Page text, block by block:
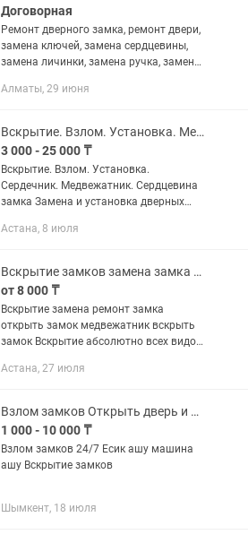
Договорная
Ремонт дверного замка, ремонт двери,
замена ключей, замена сердцевины,
замена личинки, замена ручка, замена
Алматы, 29 июня
Вскрытие. Взлом. Установка. Медвежатник. Сердцевина замка. Плотник
3 000 - 25 000 ₸
Вскрытие. Взлом. Установка.
Сердечник. Медвежатник. Сердцевина
замка Замена и установка дверных
Гарантию до 12 месяцев на
Опыт работы...
Астана, 8 июля
Вскрытие замков замена замка взлом сейфа вскрытие авто медвежатник
от 8 000 ₸
Вскрытие замена ремонт замка
открыть замок медвежатник вскрыть
замок Вскрытие абсолютно всех видов
ручек. Огромный ассортимент!
Астана, 27 июля
Взлом замков Открыть дверь и авто Вскрытие замков Есік Ашу
1 000 - 10 000 ₸
Взлом замков 24/7 Есик ашу машина
ашу Вскрытие замков
Шымкент, 18 июля